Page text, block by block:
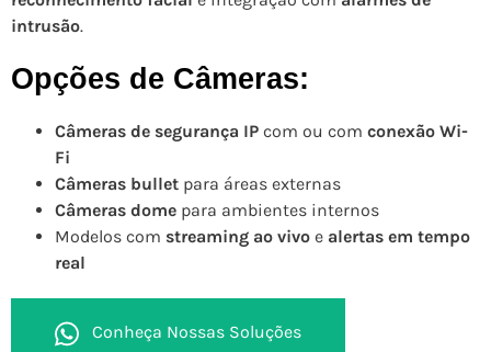
intrusão.
Opções de Câmeras:
Câmeras de segurança IP com ou com conexão Wi-
Fi
Câmeras bullet para áreas externas
Câmeras dome para ambientes internos
Modelos com streaming ao vivo e alertas em tempo
real
Conheça Nossas Soluções